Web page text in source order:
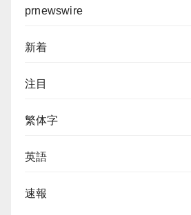
prnewswire
新着
注目
繁体字
英語
速報